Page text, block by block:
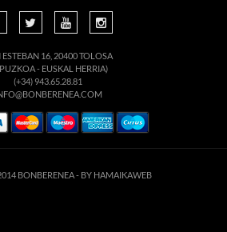
ESTEBAN 16, 20400 TOLOSA
- EUSKAL HERRIA)
(+34) 943.65.28.81
BONBERENEA - BY HAMAIKAWEB